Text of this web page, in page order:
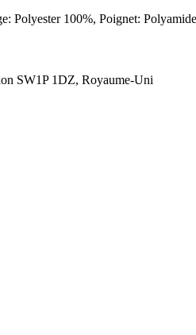
Polyester 100%, Poignet:
SW1P 1DZ, Royaume-Uni